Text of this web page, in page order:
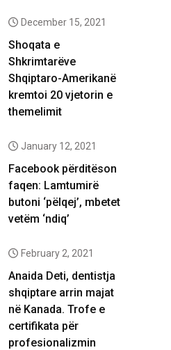
December 15, 2021
Shoqata e
Shkrimtarëve
Shqiptaro-Amerikanë
kremtoi 20 vjetorin e
themelimit
January 12, 2021
Facebook përditëson
faqen: Lamtumirë
butoni ‘pëlqej’, mbetet
vetëm ‘ndiq’
February 2, 2021
Anaida Deti, dentistja
shqiptare arrin majat
në Kanada. Trofe e
certifikata për
profesionalizmin